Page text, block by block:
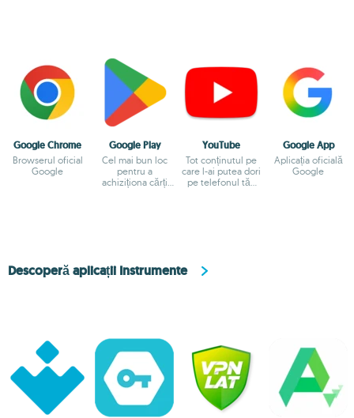
Google Chrome
Browserul oficial
Google
Google Play
Cel mai bun loc
pentru a
achiziționa cărți
YouTube
Tot conținutul pe
care l-ai putea dori
pe telefonul tău
Google App
Aplicația oficială
Google
Descoperă aplicații Instrumente